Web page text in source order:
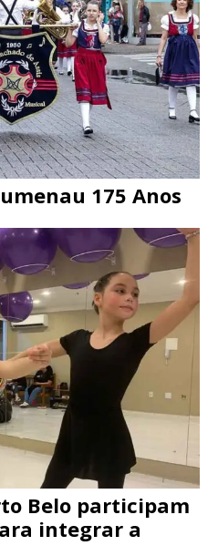
175 Anos
Belo participam
integrar a